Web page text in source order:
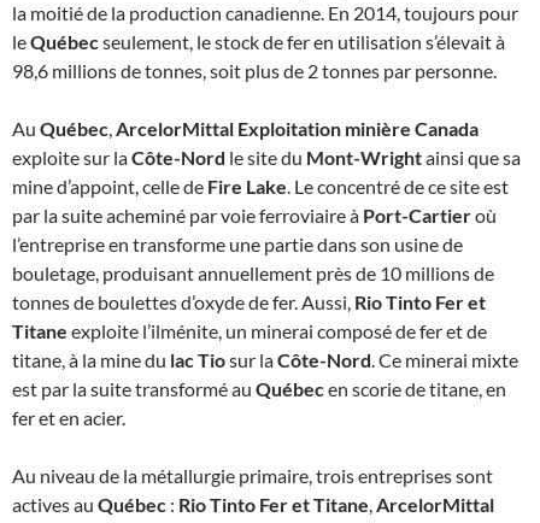
la moitié de la production canadienne. En 2014, toujours pour
leQuébecseulement, le stock de fer en utilisation s’élevait à
98,6 millions de tonnes, soit plus de 2 tonnes par personne.
Au Québec,ArcelorMittal Exploitation minière Canada
exploite sur laCôte-Nord le site du Mont-Wrightainsi que sa
mine d’appoint, celle de Fire Lake. Le concentré de ce site est
par la suite acheminé par voie ferroviaire à Port-Cartieroù
l’entreprise en transforme une partie dans son usine de
bouletage, produisant annuellement près de 10 millions de
tonnes de boulettes d’oxyde de fer. Aussi, Rio Tinto Fer et
Titane exploite l’ilménite, un minerai composé de fer et de
titane, à la mine du lac Tiosur laCôte-Nord. Ce minerai mixte
est par la suite transformé au Québecen scorie de titane, en
fer et en acier.
Au niveau de la métallurgie primaire, trois entreprises sont
actives au Québec : Rio Tinto Fer et Titane,ArcelorMittal